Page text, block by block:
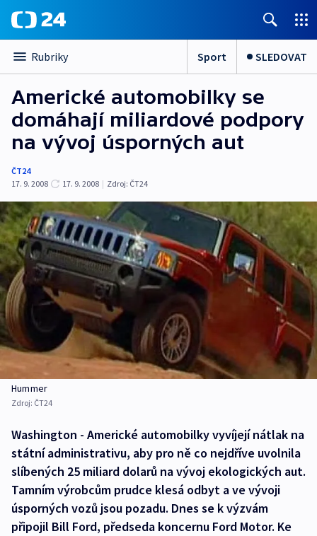
Rubriky Sport SLEDOVAT
Americké automobilky se
domáhají miliardové podpory
na vývoj úsporných aut
ČT24
17. 9. 2008
17. 9. 2008 | Zdroj: ČT24
Hummer
Zdroj: ČT24
Washington - Americké automobilky vyvíjejí nátlak na
státní administrativu, aby pro ně co nejdříve uvolnila
slíbených 25 miliard dolarů na vývoj ekologických aut.
Tamním výrobcům prudce klesá odbyt a ve vývoji
úsporných vozů jsou pozadu. Dnes se k výzvám
připojil Bill Ford, předseda koncernu Ford Motor. Ke